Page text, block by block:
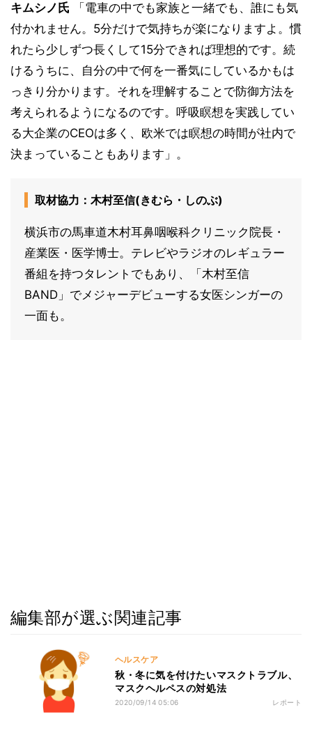
キムシノ氏 「電車の中でも家族と一緒でも、誰にも気
付かれません。5分だけで気持ちが楽になりますよ。慣
れたら少しずつ長くして15分できれば理想的です。続
けるうちに、自分の中で何を一番気にしているかもは
っきり分かります。それを理解することで防御方法を
考えられるようになるのです。呼吸瞑想を実践してい
る大企業のCEOは多く、欧米では瞑想の時間が社内で
決まっていることもあります」。
取材協力：木村至信(きむら・しのぶ)
横浜市の馬車道木村耳鼻咽喉科クリニック院長・
産業医・医学博士。テレビやラジオのレギュラー
番組を持つタレントでもあり、「木村至信
BAND」でメジャーデビューする女医シンガーの
一面も。
編集部が選ぶ関連記事
ヘルスケア
秋・冬に気を付けたいマスクトラブル、
マスクヘルペスの対処法
2020/09/14 05:06 レポート